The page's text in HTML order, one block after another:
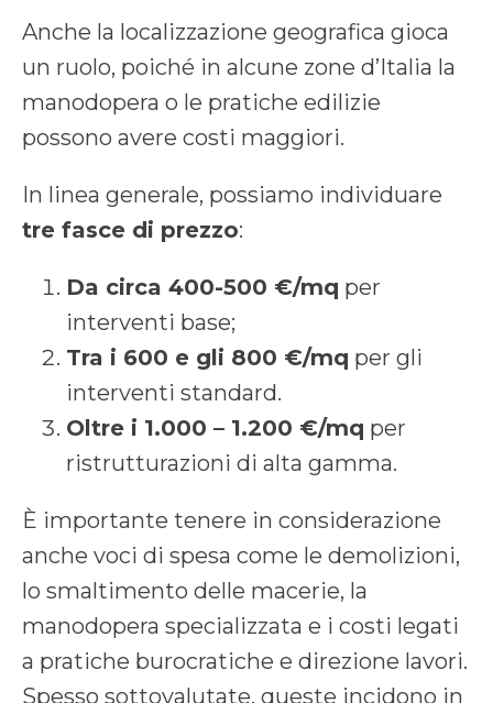
Anche la localizzazione geografica gioca
un ruolo, poiché in alcune zone d’Italia la
manodopera o le pratiche edilizie
possono avere costi maggiori.
In linea generale, possiamo individuare
tre fasce di prezzo:
Da circa 400-500 €/mq per
interventi base;
Tra i 600 e gli 800 €/mq per gli
interventi standard.
Oltre i 1.000 – 1.200 €/mq per
ristrutturazioni di alta gamma.
È importante tenere in considerazione
anche voci di spesa come le demolizioni,
lo smaltimento delle macerie, la
manodopera specializzata e i costi legati
a pratiche burocratiche e direzione lavori.
Spesso sottovalutate, queste incidono in